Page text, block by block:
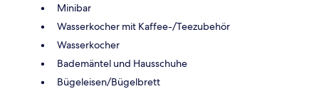
Minibar
Wasserkocher mit Kaffee-/Teezubehör
Wasserkocher
Bademäntel und Hausschuhe
Bügeleisen/Bügelbrett